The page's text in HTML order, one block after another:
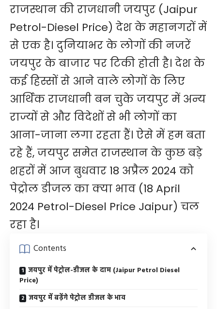
राजस्थान की राजधानी जयपुर (Jaipur
Petrol-Diesel Price) देश के महानगरों में
से एक है। दुनियाभर के लोगों की नजरें
जयपुर के बाजार पर टिकी होती है। देश के
कई हिस्सों से आने वाले लोगों के लिए
आर्थिक राजधानी बन चुके जयपुर में अन्य
राज्यों से और विदेशों से भी लोगों का
आना-जाना लगा रहता हैं। ऐसे में हम बता
रहे हैं, जयपुर समेत राजस्थान के कुछ बड़े
शहरों में आज बुधवार 18 अप्रैल 2024 को
पेट्रोल डीजल का क्या भाव (18 April
2024 Petrol-Diesel Price Jaipur) चल
रहा है।
Contents
जयपुर में पेट्रोल-डीजल के दाम (Jaipur Petrol Diesel
Price)
जयपुर में बढ़ेंगे पेट्रोल डीजल के भाव